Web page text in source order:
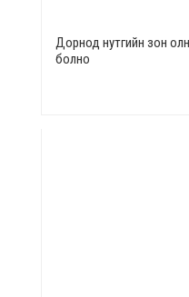
Дорнод нутгийн зон
болно